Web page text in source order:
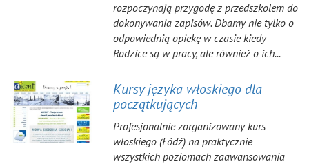
rozpoczynają przygodę z przedszkolem do
dokonywania zapisów. Dbamy nie tylko o
odpowiednią opiekę w czasie kiedy
Rodzice są w pracy, ale również o ich...
Kursy języka włoskiego dla
początkujących
Profesjonalnie zorganizowany kurs
włoskiego (Łódź) na praktycznie
wszystkich poziomach zaawansowania